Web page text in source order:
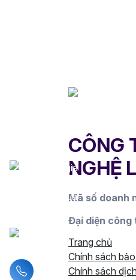
CÔNG
NGHỆ
Mã số doanh
Đại diện công
Trang chủ
Chính sách
Chính sách
Liên hệ hotline